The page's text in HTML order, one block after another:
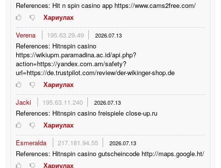
References: Hit n spin casino app https://www.cams2free.com/
Хариулах
Verena
195.63.29.49 2026.07.13
References: Hitnspin casino
https://wikiupm.paramadina.ac.id/api.php?
action=https://yandex.com.am/safety?
url=https://de.trustpilot.com/review/der-wikinger-shop.de
Хариулах
Jacki
195.63.11.240 2026.07.13
References: Hitnspin casino freispiele close-up.ru
Хариулах
Esmeralda
217.181.94.55 2026.07.13
References: Hitnspin casino gutscheincode http://maps.google.ht/
Хариулах